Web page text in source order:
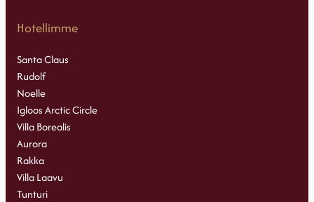
Hotellimme
Santa Claus
Rudolf
Noelle
Igloos Arctic Circle
Villa Borealis
Aurora
Rakka
Villa Laavu
Tunturi